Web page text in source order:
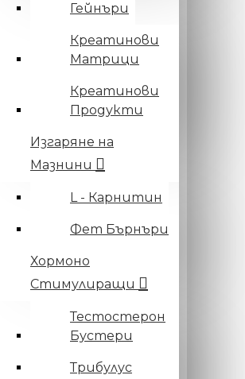
Гейнъри
Креатинови
Матрици
Креатинови
Продукти
Изгаряне на
Мазнини
L - Карнитин
Фет Бърнъри
Хормоно
Стимулиращи
Тестостерон
Бустери
Трибулус